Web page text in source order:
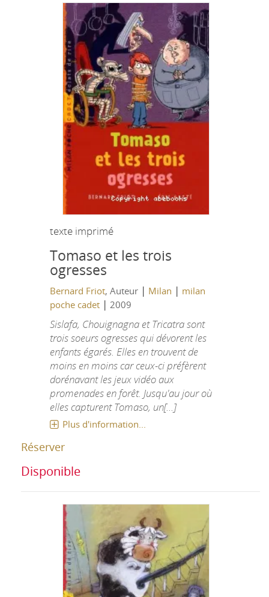
texte imprimé
Tomaso et les trois
ogresses
Bernard Friot, Auteur | Milan | milan
poche cadet| 2009
Sislafa, Chouignagna et Tricatra sont
trois soeurs ogresses qui dévorent les
enfants égarés. Elles en trouvent de
moins en moins car ceux-ci préfèrent
dorénavant les jeux vidéo aux
promenades en forêt. Jusqu'au jour où
elles capturent Tomaso, un[...]
Plus d'information...
Réserver
Disponible